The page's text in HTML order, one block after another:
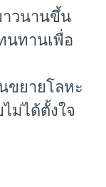
าวนานขึ้น
ทานเพื่อ
ขยายโลหะ
ม่ได้ตั้งใจ